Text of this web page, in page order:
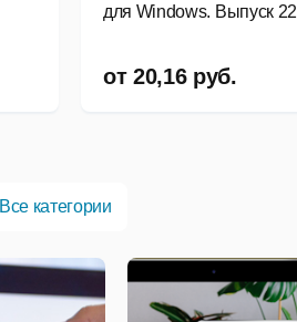
для Windows. Выпуск 22
от20,16руб.
Все категории